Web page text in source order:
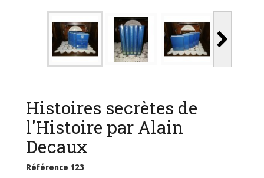
Histoires secrètes de
l'Histoire par Alain
Decaux
Référence 123